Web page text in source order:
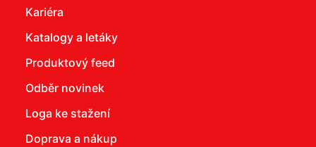
Kariéra
Katalogy a letáky
Produktový feed
Odběr novinek
Loga ke stažení
Doprava a nákup